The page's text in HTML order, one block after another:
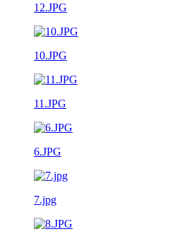
12.JPG
10.JPG
11.JPG
6.JPG
7.jpg